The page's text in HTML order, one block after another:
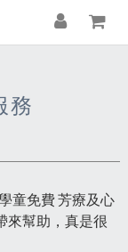
務
童免費 芳療及心
來幫助，真是很